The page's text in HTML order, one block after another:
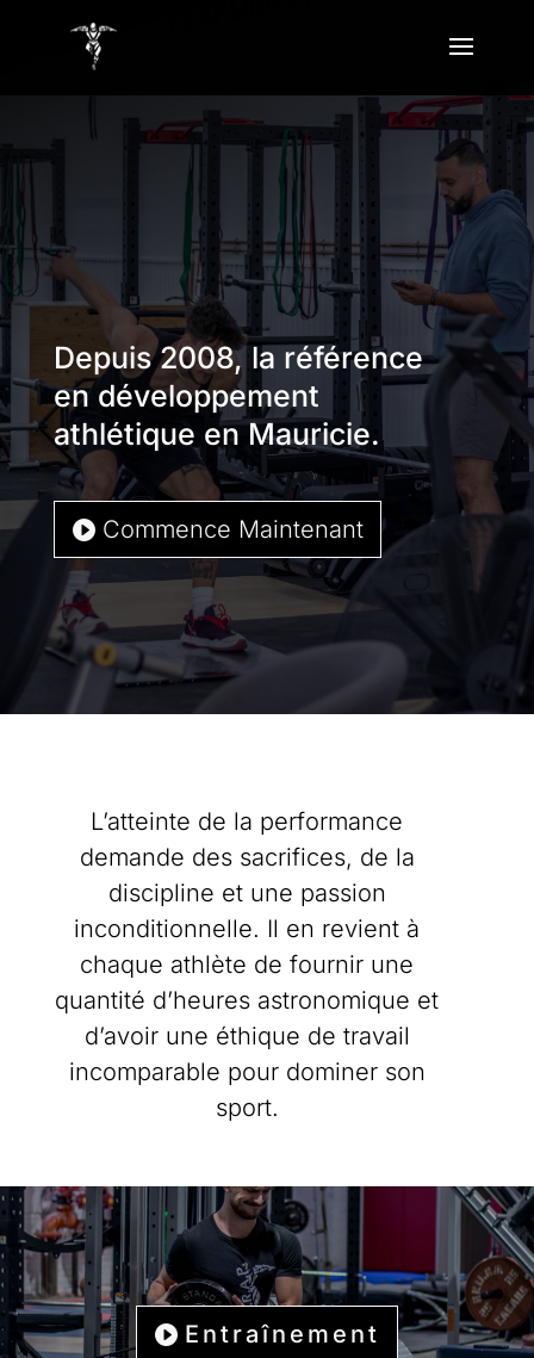
Depuis 2008, la référence
en développement
athlétique en Mauricie.
Commence Maintenant
L’atteinte de la performance
demande des sacrifices, de la
discipline et une passion
inconditionnelle. Il en revient à
chaque athlète de fournir une
quantité d’heures astronomique et
d’avoir une éthique de travail
incomparable pour dominer son
sport.
Entraînement